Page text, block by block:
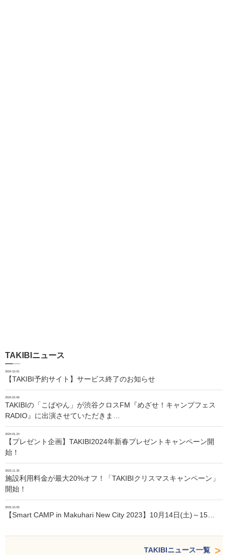
TAKIBIニュース
2024.10.01
【TAKIBI予約サイト】サービス終了のお知らせ
2024.02.06
TAKIBIの「こばやん」が渋谷クロスFM『めざせ！キャンプフェス
RADIO』に出演させていただきま…
2024.01.24
【プレゼント企画】TAKIBI2024年新春プレゼントキャンペーン開
始！
2023.11.30
施設利用料金が最大20%オフ！「TAKIBIクリスマスキャンペーン」
開始！
2023.10.05
【Smart CAMP in Makuhari New City 2023】10月14日(土)～15…
TAKIBIニュース一覧